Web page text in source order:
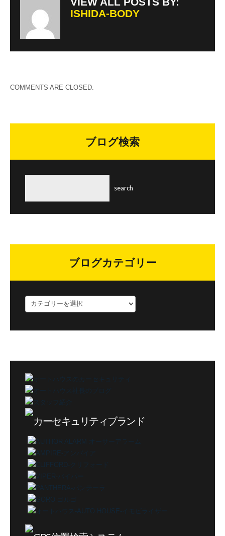
ISHIDA-BODY
COMMENTS ARE CLOSED.
ブログ検索
ブログカテゴリー
ロ
ー